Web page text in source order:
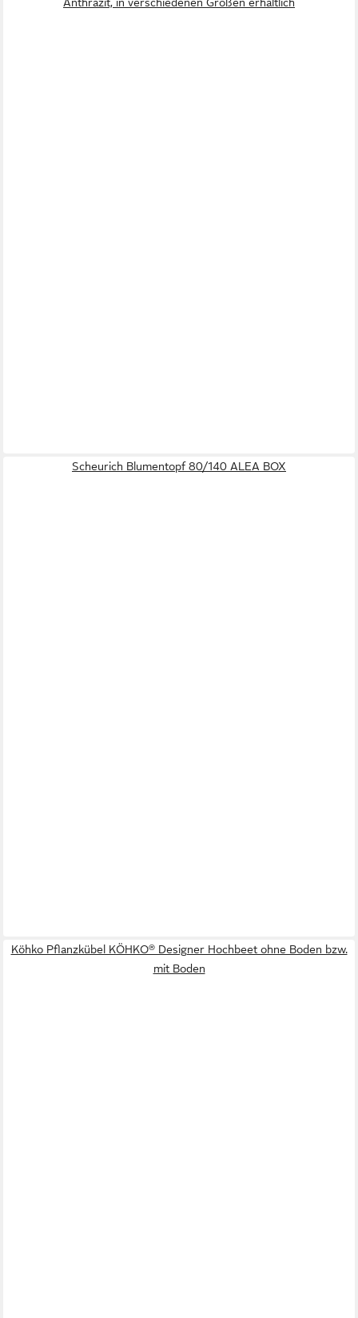
Anthrazit, in verschiedenen Größen erhältlich
Scheurich Blumentopf 80/140 ALEA BOX
Köhko Pflanzkübel KÖHKO® Designer Hochbeet ohne Boden bzw.
mit Boden